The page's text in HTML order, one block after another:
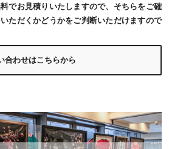
でお見積りいたしますので、そちらをご確
ただくかどうかをご判断いただけますので
合わせはこちらから